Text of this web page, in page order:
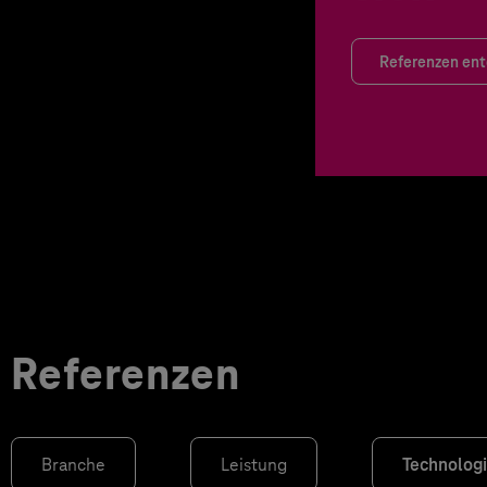
Referenzen
Referenzen
Branche Leistung